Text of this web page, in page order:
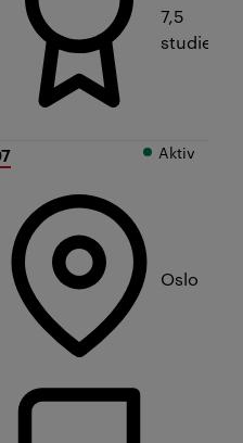
7,5
Oslo
Aktiv